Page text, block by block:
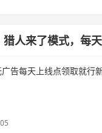
人来了模式，每
告每天上线点领取就行